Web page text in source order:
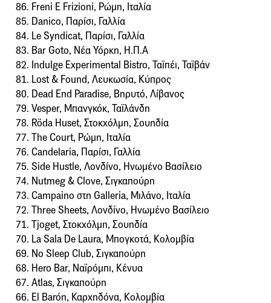
86. Freni E Frizioni, Ρώμη, Ιταλία
85. Danico, Παρίσι, Γαλλία
84. Le Syndicat, Παρίσι, Γαλλία
83. Bar Goto, Νέα Υόρκη, Η.Π.Α
82. Indulge Experimental Bistro, Ταϊπέι, Ταϊβάν
81. Lost & Found, Λευκωσία, Κύπρος
80. Dead End Paradise, Βηρυτό, Λίβανος
79. Vesper, Μπανγκόκ, Ταϊλάνδη
78. Röda Huset, Στοκχόλμη, Σουηδία
77. The Court, Ρώμη, Ιταλία
76. Candelaria, Παρίσι, Γαλλία
75. Side Hustle, Λονδίνο, Ηνωμένο Βασίλειο
74. Nutmeg & Clove, Σιγκαπούρη
73. Campaino στη Galleria, Μιλάνο, Ιταλία
72. Three Sheets, Λονδίνο, Ηνωμένο Βασίλειο
71. Tjoget, Στοκχόλμη, Σουηδία
70. La Sala De Laura, Μπογκοτά, Κολομβία
69. No Sleep Club, Σιγκαπούρη
68. Hero Bar, Ναϊρόμπι, Κένυα
67. Atlas, Σιγκαπούρη
66. El Barón, Καρχηδόνα, Κολομβία